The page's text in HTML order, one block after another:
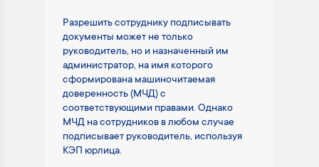
Разрешить сотруднику подписывать
документы может не только
руководитель, но и назначенный им
администратор, на имя которого
сформирована машиночитаемая
доверенность (МЧД) с
соответствующими правами. Однако
МЧД на сотрудников в любом случае
подписывает руководитель, используя
КЭП юрлица.